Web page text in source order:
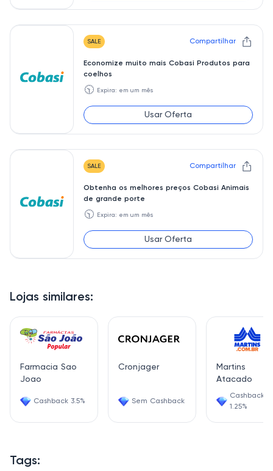
Lojas similares:
Farmacia Sao
Joao
Cashback 3.5%
Cronjager
Sem Cashback
Martins
Atacado
Cashback
1.25%
Tags:
SALE Compartilhar
Economize muito mais Cobasi Produtos para
coelhos
🕥 Expira: em um mês
Usar Oferta
SALE Compartilhar
Obtenha os melhores preços Cobasi Animais
de grande porte
🕥 Expira: em um mês
Usar Oferta